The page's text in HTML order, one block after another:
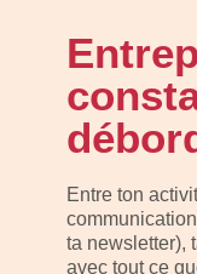
Entre ton
ta newsletter),
avec tout ce